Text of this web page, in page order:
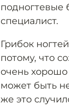
подногтевые
специалист.
Грибок
потому, что
очень
может быть
же это